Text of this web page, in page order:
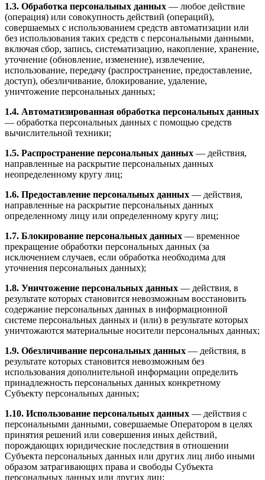
1.3. Обработка персональных данных — любое действие
(операция) или совокупность действий (операций),
совершаемых с использованием средств автоматизации или
без использования таких средств с персональными данными,
включая сбор, запись, систематизацию, накопление, хранение,
уточнение (обновление, изменение), извлечение,
использование, передачу (распространение, предоставление,
доступ), обезличивание, блокирование, удаление,
уничтожение персональных данных;
1.4. Автоматизированная обработка персональных данных
— обработка персональных данных с помощью средств
вычислительной техники;
1.5. Распространение персональных данных — действия,
направленные на раскрытие персональных данных
неопределенному кругу лиц;
1.6. Предоставление персональных данных — действия,
направленные на раскрытие персональных данных
определенному лицу или определенному кругу лиц;
1.7. Блокирование персональных данных — временное
прекращение обработки персональных данных (за
исключением случаев, если обработка необходима для
уточнения персональных данных);
1.8. Уничтожение персональных данных — действия, в
результате которых становится невозможным восстановить
содержание персональных данных в информационной
системе персональных данных и (или) в результате которых
уничтожаются материальные носители персональных данных;
1.9. Обезличивание персональных данных — действия, в
результате которых становится невозможным без
использования дополнительной информации определить
принадлежность персональных данных конкретному
Субъекту персональных данных;
1.10. Использование персональных данных — действия с
персональными данными, совершаемые Оператором в целях
принятия решений или совершения иных действий,
порождающих юридические последствия в отношении
Субъекта персональных данных или других лиц либо иными
образом затрагивающих права и свободы Субъекта
персональных данных или других лиц;